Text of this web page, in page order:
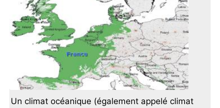
Un climat océanique (également appelé climat